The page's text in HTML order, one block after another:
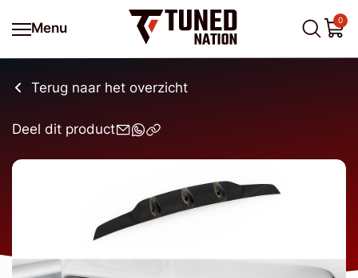
Menu
0
Terug naar het overzicht
Deel dit product